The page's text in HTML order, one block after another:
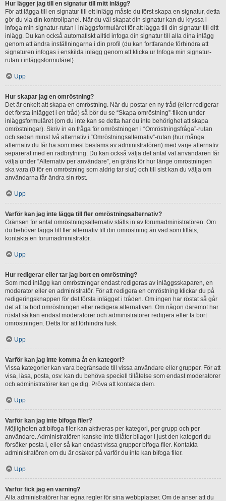
Hur lägger jag till en signatur till mitt inlägg?
För att lägga till en signatur till ett inlägg måste du först skapa en signatur, detta
gör du via din kontrollpanel. När du väl skapat din signatur kan du kryssa i
Infoga min signatur-rutan i inläggsformuläret för att lägga till din signatur till ditt
inlägg. Du kan också automatiskt alltid infoga din signatur till alla dina inlägg
genom att ändra inställningarna i din profil (du kan fortfarande förhindra att
signaturen infogas i enskilda inlägg genom att klicka ur Infoga min signatur-
rutan i inläggsformuläret).
Upp
Hur skapar jag en omröstning?
Det är enkelt att skapa en omröstning. När du postar en ny tråd (eller redigerar
det första inlägget i en tråd) så bör du se “Skapa omröstning”-fliken under
inläggsformuläret (om du inte kan se detta har du inte behörighet att skapa
omröstningar). Skriv in en fråga för omröstningen i “Omröstningsfråga”-rutan
och sedan minst två alternativ i “Omröstningsalternativ”-rutan (hur många
alternativ du får ha som mest bestäms av administratören) med varje alternativ
separerat med en radbrytning. Du kan också välja det antal val användaren får
välja under “Alternativ per användare”, en gräns för hur länge omröstningen
ska vara (0 för en omröstning som aldrig tar slut) och till sist kan du välja om
användarna får ändra sin röst.
Upp
Varför kan jag inte lägga till fler omröstningsalternativ?
Gränsen för antal omröstningsalternativ ställs in av forumadministratören. Om
du behöver lägga till fler alternativ till din omröstning än vad som tillåts,
kontakta en forumadministratör.
Upp
Hur redigerar eller tar jag bort en omröstning?
Som med inlägg kan omröstningar endast redigeras av inläggsskaparen, en
moderator eller en administratör. För att redigera en omröstning klickar du på
redigeringsknappen för det första inlägget i tråden. Om ingen har röstat så går
det att ta bort omröstningen eller redigera alternativen. Om någon däremot har
röstat så kan endast moderatorer och administratörer redigera eller ta bort
omröstningen. Detta för att förhindra fusk.
Upp
Varför kan jag inte komma åt en kategori?
Vissa kategorier kan vara begränsade till vissa användare eller grupper. För att
visa, läsa, posta, osv. kan du behöva speciell tillåtelse som endast moderatorer
och administratörer kan ge dig. Pröva att kontakta dem.
Upp
Varför kan jag inte bifoga filer?
Möjligheten att bifoga filer kan aktiveras per kategori, per grupp och per
användare. Administratören kanske inte tillåter bilagor i just den kategori du
försöker posta i, eller så kan endast vissa grupper bifoga filer. Kontakta
administratören om du är osäker på varför du inte kan bifoga filer.
Upp
Varför fick jag en varning?
Alla administratörer har egna regler för sina webbplatser. Om de anser att du